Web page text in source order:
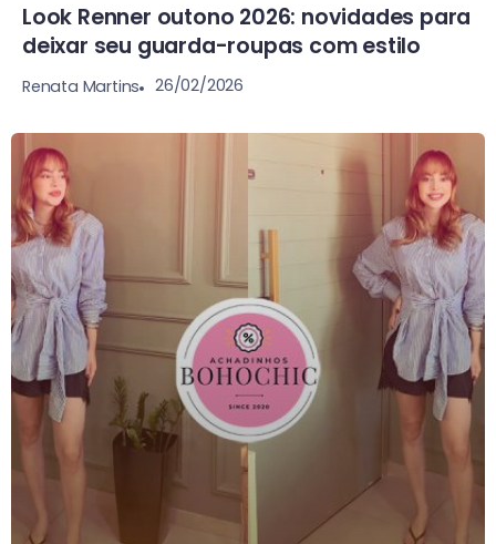
Look Renner outono 2026: novidades para
deixar seu guarda-roupas com estilo
Renata Martins 26/02/2026